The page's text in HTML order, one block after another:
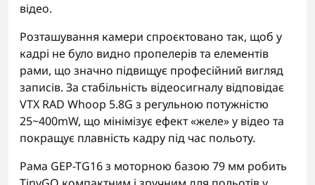
відео.
Розташування камери спроєктовано так, щоб у
кадрі не було видно пропелерів та елементів
рами, що значно підвищує професійний вигляд
записів. За стабільність відеосигналу відповідає
VTX RAD Whoop 5.8G з регульною потужністю
25~400mW, що мінімізує ефект «желе» у відео та
покращує плавність кадру під час польоту.
Рама GEP-TG16 з моторною базою 79 мм робить